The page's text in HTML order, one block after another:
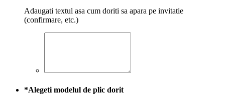
Adaugati textul asa cum doriti sa apara pe invitatie
(confirmare, etc.)
*Alegeti modelul de plic dorit